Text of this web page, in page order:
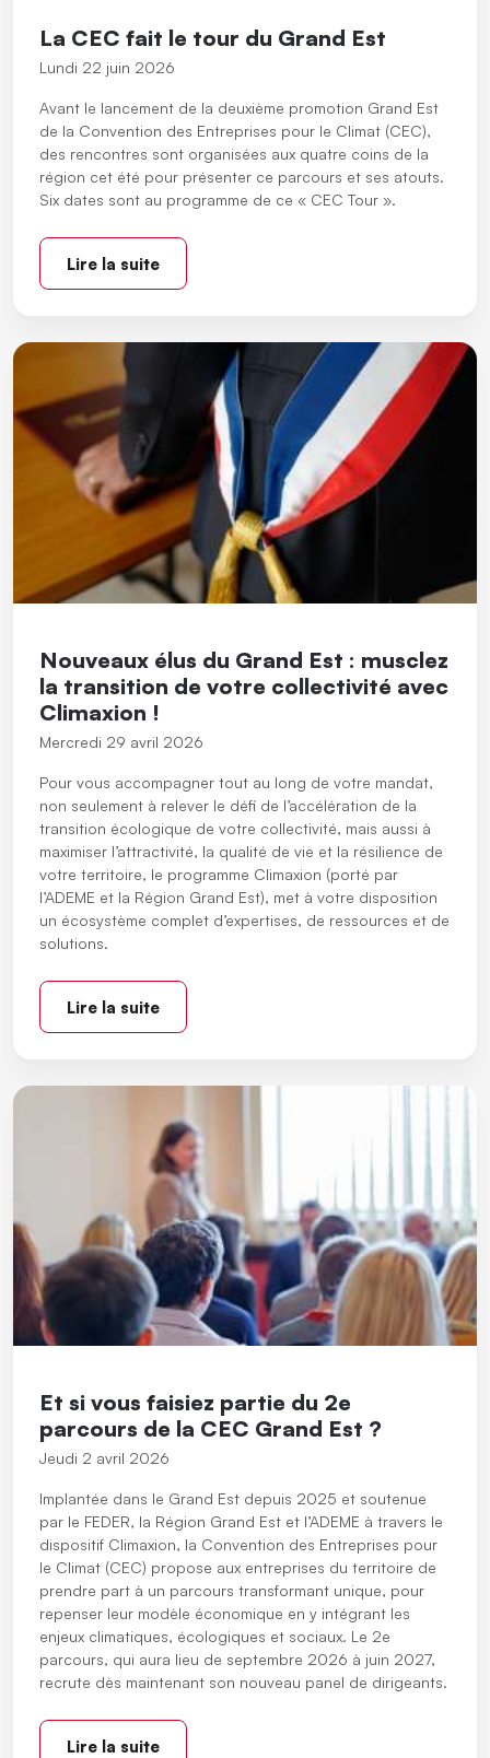
La CEC fait le tour du Grand Est
Lundi 22 juin 2026
Avant le lancement de la deuxième promotion Grand Est
de la Convention des Entreprises pour le Climat (CEC),
des rencontres sont organisées aux quatre coins de la
région cet été pour présenter ce parcours et ses atouts.
Six dates sont au programme de ce « CEC Tour ».
Lire la suite
Nouveaux élus du Grand Est : musclez
la transition de votre collectivité avec
Climaxion !
Mercredi 29 avril 2026
Pour vous accompagner tout au long de votre mandat,
non seulement à relever le défi de l’accélération de la
transition écologique de votre collectivité, mais aussi à
maximiser l’attractivité, la qualité de vie et la résilience de
votre territoire, le programme Climaxion (porté par
l’ADEME et la Région Grand Est), met à votre disposition
un écosystème complet d’expertises, de ressources et de
solutions.
Lire la suite
Et si vous faisiez partie du 2e
parcours de la CEC Grand Est ?
Jeudi 2 avril 2026
Implantée dans le Grand Est depuis 2025 et soutenue
par le FEDER, la Région Grand Est et l’ADEME à travers le
dispositif Climaxion, la Convention des Entreprises pour
le Climat (CEC) propose aux entreprises du territoire de
prendre part à un parcours transformant unique, pour
repenser leur modèle économique en y intégrant les
enjeux climatiques, écologiques et sociaux. Le 2e
parcours, qui aura lieu de septembre 2026 à juin 2027,
recrute dès maintenant son nouveau panel de dirigeants.
Lire la suite